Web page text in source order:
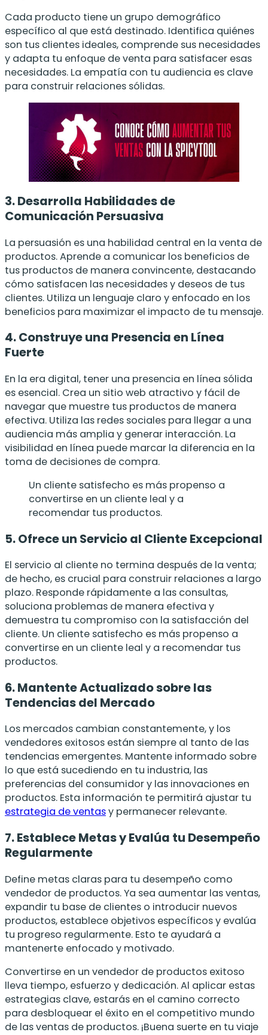
Cada producto tiene un grupo demográfico
específico al que está destinado. Identifica quiénes
son tus clientes ideales, comprende sus necesidades
y adapta tu enfoque de venta para satisfacer esas
necesidades. La empatía con tu audiencia es clave
para construir relaciones sólidas.
3. Desarrolla Habilidades de
Comunicación Persuasiva
La persuasión es una habilidad central en la venta de
productos. Aprende a comunicar los beneficios de
tus productos de manera convincente, destacando
cómo satisfacen las necesidades y deseos de tus
clientes. Utiliza un lenguaje claro y enfocado en los
beneficios para maximizar el impacto de tu mensaje.
4. Construye una Presencia en Línea
Fuerte
En la era digital, tener una presencia en línea sólida
es esencial. Crea un sitio web atractivo y fácil de
navegar que muestre tus productos de manera
efectiva. Utiliza las redes sociales para llegar a una
audiencia más amplia y generar interacción. La
visibilidad en línea puede marcar la diferencia en la
toma de decisiones de compra.
Un cliente satisfecho es más propenso a
convertirse en un cliente leal y a
recomendar tus productos.
5. Ofrece un Servicio al Cliente Excepcional
El servicio al cliente no termina después de la venta;
de hecho, es crucial para construir relaciones a largo
plazo. Responde rápidamente a las consultas,
soluciona problemas de manera efectiva y
demuestra tu compromiso con la satisfacción del
cliente. Un cliente satisfecho es más propenso a
convertirse en un cliente leal y a recomendar tus
productos.
6. Mantente Actualizado sobre las
Tendencias del Mercado
Los mercados cambian constantemente, y los
vendedores exitosos están siempre al tanto de las
tendencias emergentes. Mantente informado sobre
lo que está sucediendo en tu industria, las
preferencias del consumidor y las innovaciones en
productos. Esta información te permitirá ajustar tu
estrategia de ventasy permanecer relevante.
7. Establece Metas y Evalúa tu Desempeño
Regularmente
Define metas claras para tu desempeño como
vendedor de productos. Ya sea aumentar las ventas,
expandir tu base de clientes o introducir nuevos
productos, establece objetivos específicos y evalúa
tu progreso regularmente. Esto te ayudará a
mantenerte enfocado y motivado.
Convertirse en un vendedor de productos exitoso
lleva tiempo, esfuerzo y dedicación. Al aplicar estas
estrategias clave, estarás en el camino correcto
para desbloquear el éxito en el competitivo mundo
de las ventas de productos. ¡Buena suerte en tu viaje